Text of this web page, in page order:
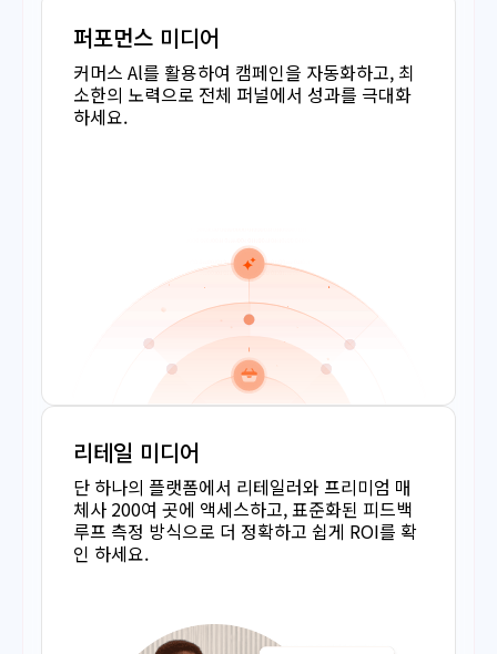
퍼포먼스 미디어
커머스 Al를 활용하여 캠페인을 자동화하고, 최
소한의 노력으로 전체 퍼널에서 성과를 극대화
하세요.
리테일 미디어
단 하나의 플랫폼에서 리테일러와 프리미엄 매
체사 200여 곳에 액세스하고, 표준화된 피드백
루프 측정 방식으로 더 정확하고 쉽게 ROI를 확
인 하세요.